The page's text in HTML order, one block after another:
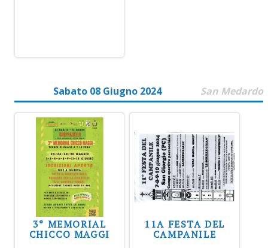
Sabato 08 Giugno 2024 San Medardo
3° MEMORIAL
CHICCO MAGGI
11A FESTA DEL
CAMPANILE